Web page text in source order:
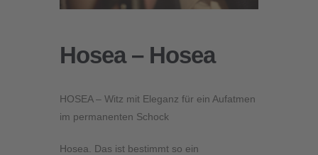
Hosea – Hosea
HOSEA – Witz mit Eleganz für ein Aufatmen
im permanenten Schock
Hosea. Das ist bestimmt so ein